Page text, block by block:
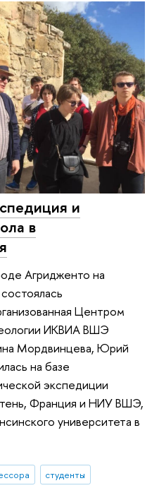
и
в
Агридженто на
Центром
ИКВИА ВШЭ
Мордвинцева, Юрий
на базе
экспедиции
Франция и НИУ ВШЭ,
университета в
студенты